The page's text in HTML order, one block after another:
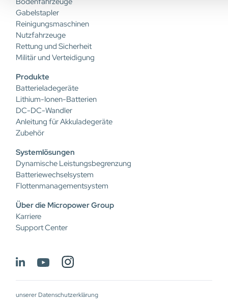
Gabelstapler
Reinigungsmaschinen
Nutzfahrzeuge
Rettung und Sicherheit
Militär und Verteidigung
Produkte
Batterieladegeräte
Lithium-Ionen-Batterien
DC-DC-Wandler
Anleitung für Akkuladegeräte
Zubehör
Systemlösungen
Dynamische Leistungsbegrenzung
Batteriewechselsystem
Flottenmanagementsystem
Über die Micropower Group
Karriere
Support Center
unserer Datenschutzerklärung